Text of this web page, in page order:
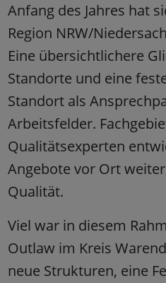
Anfang des Jahres hat
Region NRW/
Eine übersichtlichere
Standorte und eine
Standort als
Arbeitsfelder.
Qualitätsexperten
Angebote vor Ort
Qualität.
Viel war in diesem
Outlaw im Kreis
neue Strukturen, eine